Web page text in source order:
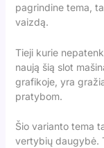
pagrindine tema,
vaizdą.
Tieji kurie
naują šią slot
grafikoje, yra
pratybom.
Šio varianto tema
vertybių daugybė.